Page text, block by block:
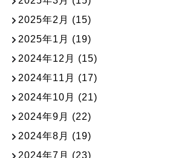
2025年2月 (15)
2025年1月 (19)
2024年12月 (15)
2024年11月 (17)
2024年10月 (21)
2024年9月 (22)
2024年8月 (19)
2024年7月 (23)